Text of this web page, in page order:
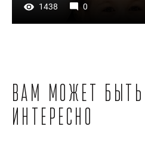
1438 0
Вам может быть
интересно